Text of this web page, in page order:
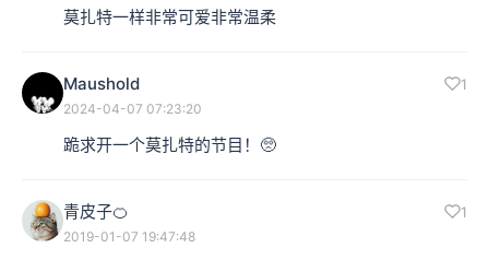
莫扎特一样非常可爱非常温柔
Maushold 1
2024-04-07 07:23:20
跪求开一个莫扎特的节目！🥺
青皮子🍊 1
2019-01-07 19:47:48